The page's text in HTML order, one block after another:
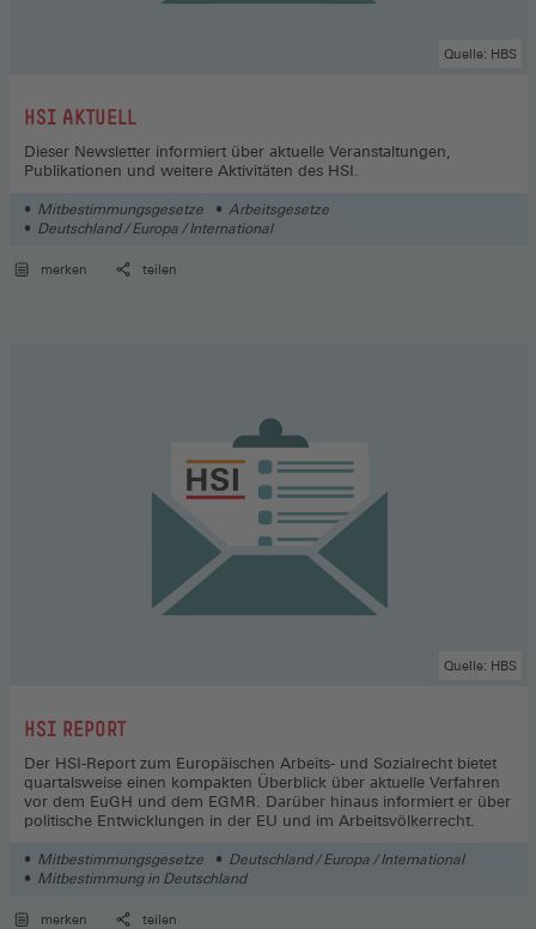
:HSI AKTUELL
Dieser Newsletter informiert über aktuelle Veranstaltungen,
Publikationen und weitere Aktivitäten des HSI.
Quelle: HBS
Mitbestimmungsgesetze
Arbeitsgesetze
Deutschland / Europa / International
merken teilen
:HSI REPORT
Der HSI-Report zum Europäischen Arbeits- und Sozialrecht bietet
quartalsweise einen kompakten Überblick über aktuelle Verfahren
vor dem EuGH und dem EGMR. Darüber hinaus informiert er über
politische Entwicklungen in der EU und im Arbeitsvölkerrecht.
Quelle: HBS
Mitbestimmungsgesetze
Deutschland / Europa / International
Mitbestimmung in Deutschland
merken teilen